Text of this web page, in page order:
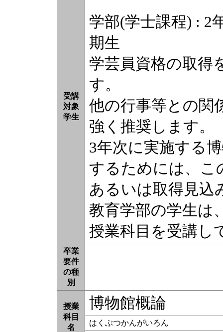
受講
対象
学生
学部(学士課程) : 2
期生
学芸員資格の取得
す。
他の行事等との関
強く推奨します。
3年次に実施する
するためには、こ
あるいは取得見込
教育学部の学生は
授業科目を受講し
卒業
要件
の種
別
授業
科目
名
博物館概論
はくぶつかんがいろん